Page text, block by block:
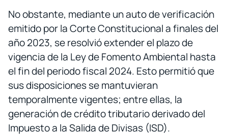
No obstante, mediante un auto de verificación
emitido por la Corte Constitucional a finales del
año 2023, se resolvió extender el plazo de
vigencia de la Ley de Fomento Ambiental hasta
el fin del periodo fiscal 2024. Esto permitió que
sus disposiciones se mantuvieran
temporalmente vigentes; entre ellas, la
generación de crédito tributario derivado del
Impuesto a la Salida de Divisas (ISD).